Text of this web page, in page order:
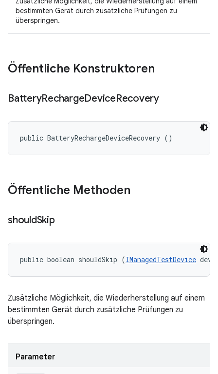
bestimmten Gerät durch zusätzliche Prüfungen zu
überspringen.
Öffentliche Konstruktoren
BatteryRechargeDeviceRecovery
public BatteryRechargeDeviceRecovery ()
Öffentliche Methoden
shouldSkip
public boolean shouldSkip (IManagedTestDevice
Zusätzliche Möglichkeit, die Wiederherstellung auf einem
bestimmten Gerät durch zusätzliche Prüfungen zu
überspringen.
Parameter